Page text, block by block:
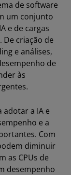
de software
um conjunto
e de cargas
De criação de
e análises,
de
às
adotar a IA e
e a
Com
diminuir
as CPUs de
desempenho